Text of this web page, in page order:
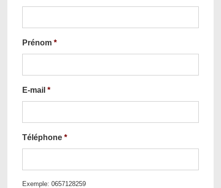
Prénom *
E-mail *
Téléphone *
Exemple: 0657128259